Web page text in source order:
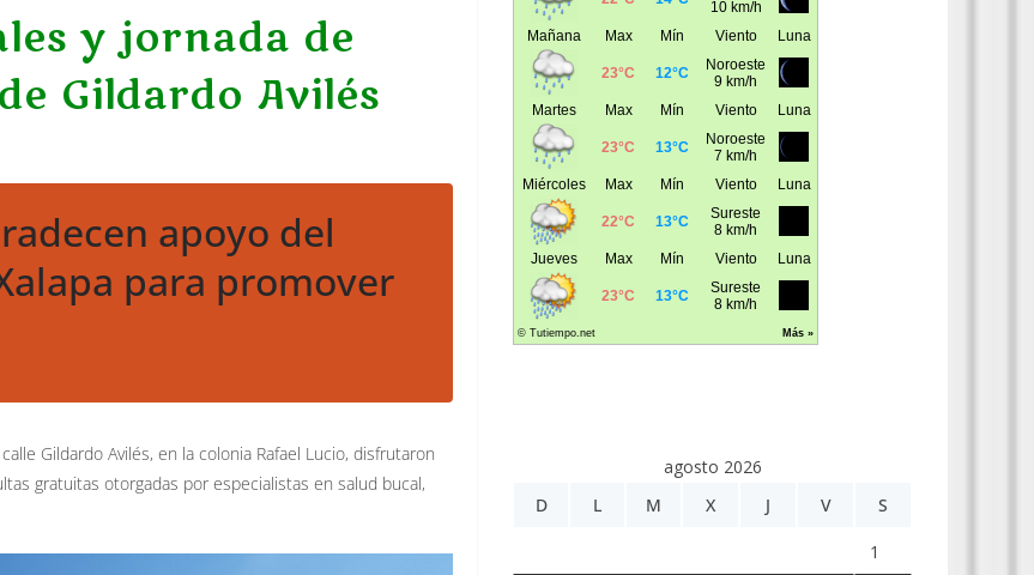
y jornada de
Gildardo Avilés
apoyo del
para promover
Gildardo Avilés, en la colonia Rafael Lucio, disfrutaron
gratuitas otorgadas por especialistas en salud bucal,
agosto 2026
D
L M X J V S
1